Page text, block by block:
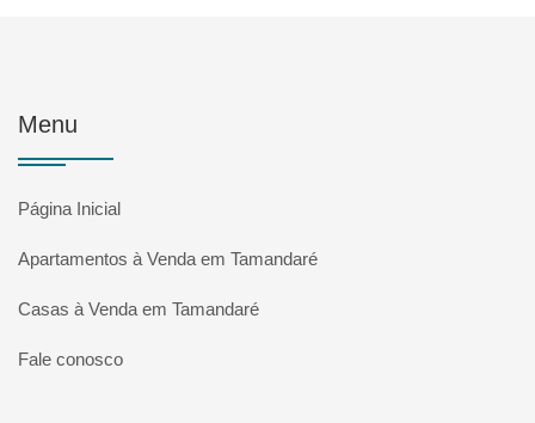
Menu
Página Inicial
Apartamentos à Venda em Tamandaré
Casas à Venda em Tamandaré
Fale conosco